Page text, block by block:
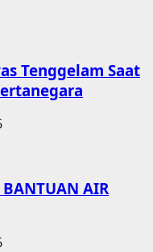
Tenggelam Saat
BANTUAN AIR